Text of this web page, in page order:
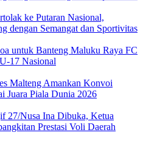
ke Putaran Nasional,
dengan Semangat dan Sportivitas
untuk Banteng Maluku Raya FC
17 Nasional
Malteng Amankan Konvoi
Juara Piala Dunia 2026
27/Nusa Ina Dibuka, Ketua
Prestasi Voli Daerah